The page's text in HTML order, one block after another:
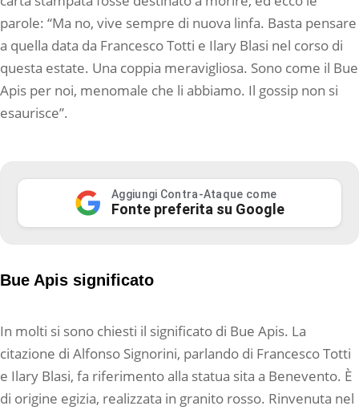
parole: “Ma no, vive sempre di nuova linfa. Basta pensare
a quella data da Francesco Totti e Ilary Blasi nel corso di
questa estate. Una coppia meravigliosa. Sono come il Bue
Apis per noi, menomale che li abbiamo. Il gossip non si
esaurisce”.
Aggiungi Contra-Ataque come
Fonte preferita su Google
Bue Apis significato
In molti si sono chiesti il significato di Bue Apis. La
citazione di Alfonso Signorini, parlando di Francesco Totti
e Ilary Blasi, fa riferimento alla statua sita a Benevento. È
di origine egizia, realizzata in granito rosso. Rinvenuta nel